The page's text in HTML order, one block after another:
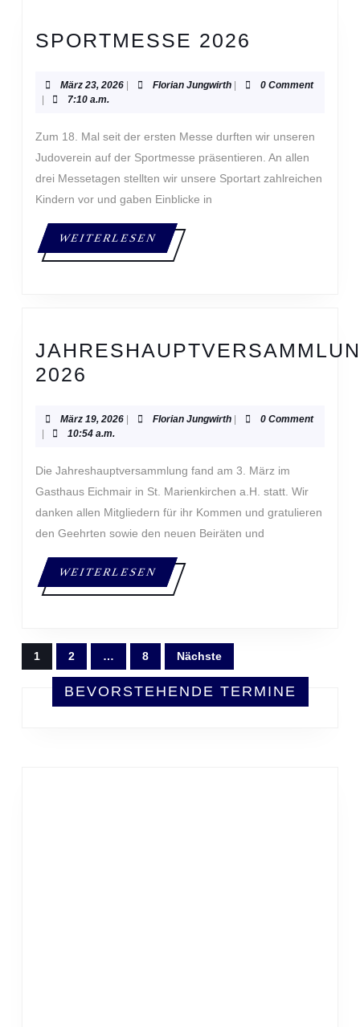
SPORTMESSE 2026
März 23, 2026März
Florian JungwirthFlorian0 Comment
7:10 a.m.
Zum 18. Mal seit der ersten Messe durften wir unseren
Judoverein auf der Sportmesse präsentieren. An allen
drei Messetagen stellten wir unsere Sportart zahlreichen
Kindern vor und gaben Einblicke in
WEITERLESENWEITERLESEN
2026
März 19, 2026März
Florian JungwirthFlorian0 Comment
10:54 a.m.
Die Jahreshauptversammlung fand am 3. März im
Gasthaus Eichmair in St. Marienkirchen a.H. statt. Wir
danken allen Mitgliedern für ihr Kommen und gratulieren
den Geehrten sowie den neuen Beiräten und
WEITERLESENWEITERLESEN
SEITENNUMMERIERUNG
DER
BEITRÄGE
1 2 … 8 Nächste
BEVORSTEHENDE TERMINE